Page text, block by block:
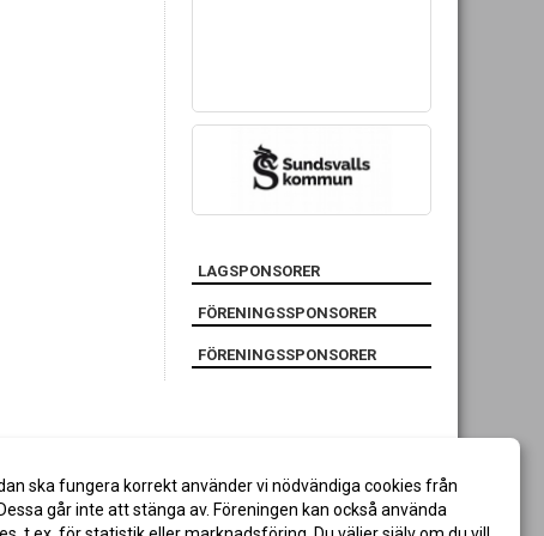
LAGSPONSORER
FÖRENINGSSPONSORER
FÖRENINGSSPONSORER
ska fungera korrekt använder vi nödvändiga cookies från
går inte att stänga av. Föreningen kan också använda